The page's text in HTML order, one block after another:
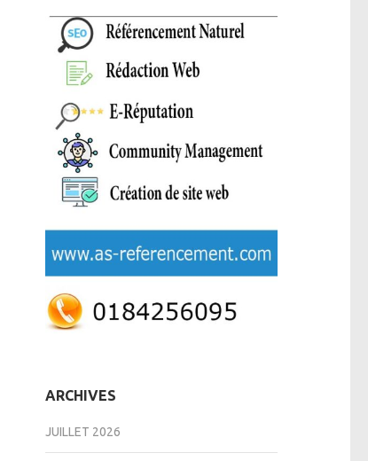
ARCHIVES
JUILLET 2026